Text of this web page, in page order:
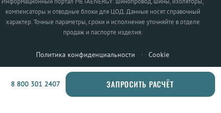
компенсаторы и отводные блоки для ЦОД. Данные носят справочный
характер. Точные параметры, сроки и исполнение уточняйте в отделе
продаж и паспорте изделия.
Политика конфиденциальности · Cookie
8 800 301 2407 ЗАПРОСИТЬ РАСЧЁТ